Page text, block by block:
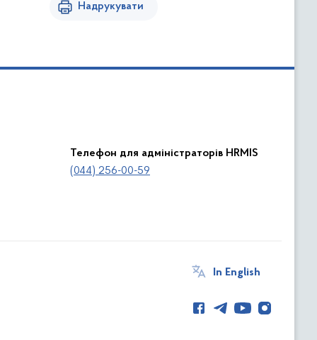
Надрукувати
Телефон для адміністраторів HRMIS
(044) 256-00-59
In English